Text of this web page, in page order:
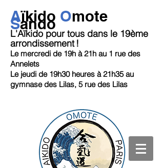
Aïkido Omote
Sando
L'Aïkido pour tous dans le 19ème
arrondissement !
Le mercredi de 19h à 21h au 1 rue des
Annelets
Le jeudi de 19h30 heures à 21h35au
gymnase des Lilas, 5 rue des Lilas